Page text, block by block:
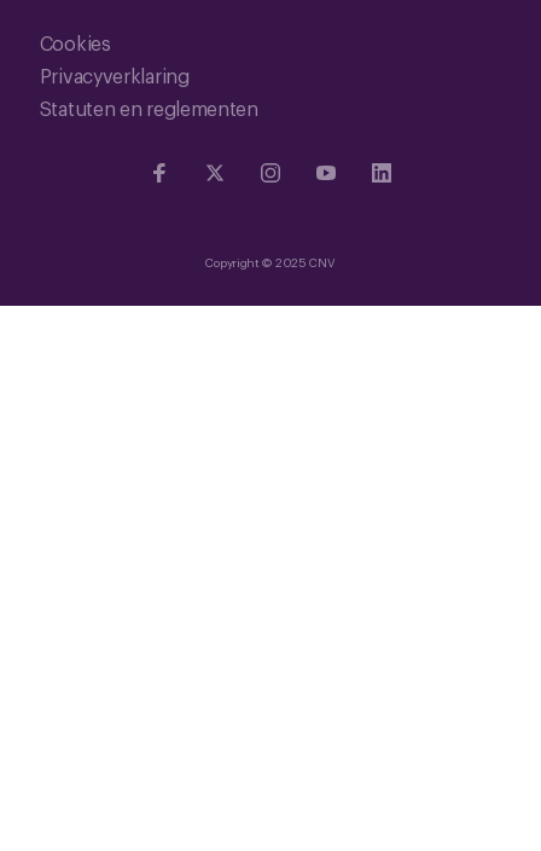
Cookies
Privacyverklaring
Statuten en reglementen
Copyright © 2025 CNV